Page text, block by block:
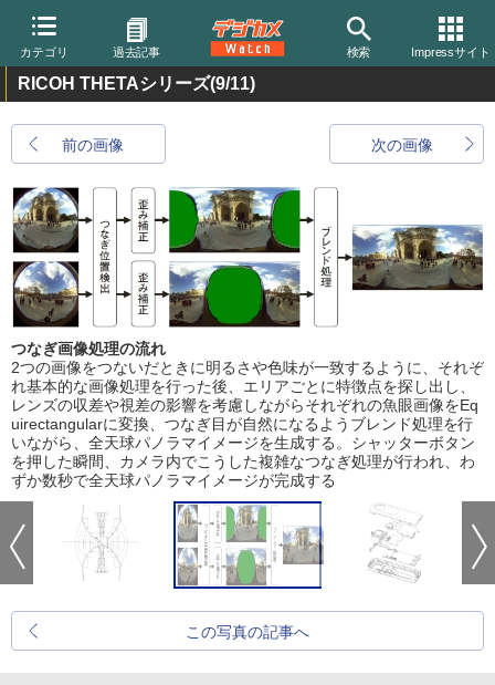
カテゴリ 過去記事 検索 Impressサイト
RICOH THETAシリーズ(9/11)
前の画像 次の画像
つなぎ画像処理の流れ
2つの画像をつないだときに明るさや色味が一致するように、それぞ
れ基本的な画像処理を行った後、エリアごとに特徴点を探し出し、
レンズの収差や視差の影響を考慮しながらそれぞれの魚眼画像をEq
uirectangularに変換、つなぎ目が自然になるようブレンド処理を行
いながら、全天球パノラマイメージを生成する。シャッターボタン
を押した瞬間、カメラ内でこうした複雑なつなぎ処理が行われ、わ
ずか数秒で全天球パノラマイメージが完成する
この写真の記事へ